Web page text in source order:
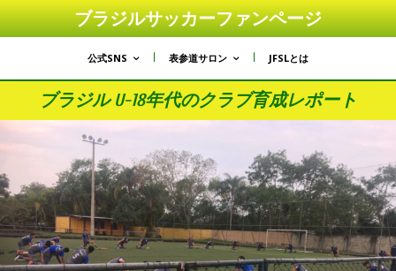
ブラジルサッカーファンページ
公式SNS 表参道サロン JFSLとは
ブラジル U-18年代のクラブ育成レポート